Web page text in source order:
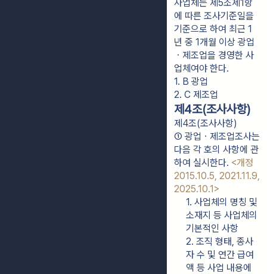
사업체는 제5조제1항
에 따른 조사기준일을
기준으로 하여 최근 1
년 중 1개월 이상 광업
ㆍ제조업을 경영한 사
업체여야 한다.
1. B 광업
2. C 제조업
제4조(조사사항)
제4조(조사사항)
① 광업ㆍ제조업조사는
다음 각 호의 사항에 관
하여 실시한다. <개정
2015.10.5, 2021.11.9,
2025.10.1>
1. 사업체의 명칭 및
소재지 등 사업체의
기본적인 사항
2. 조직 형태, 종사
자 수 및 연간 급여
액 등 사업 내용에